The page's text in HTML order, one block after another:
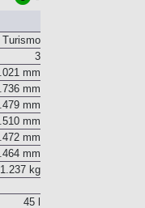
Turismo
3
mm
mm
mm
mm
mm
1.464 mm